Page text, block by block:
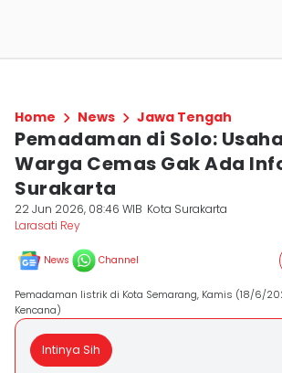
Home News Jawa Tengah
Pemadaman di Solo:
Warga Cemas Gak Ada
Surakarta
22 Jun 2026, 08:46 WIB Kota Surakarta
Larasati Rey
News Channel
Pemadaman listrik di Kota Semarang, Kamis (18/6/
Kencana)
Intinya Sih